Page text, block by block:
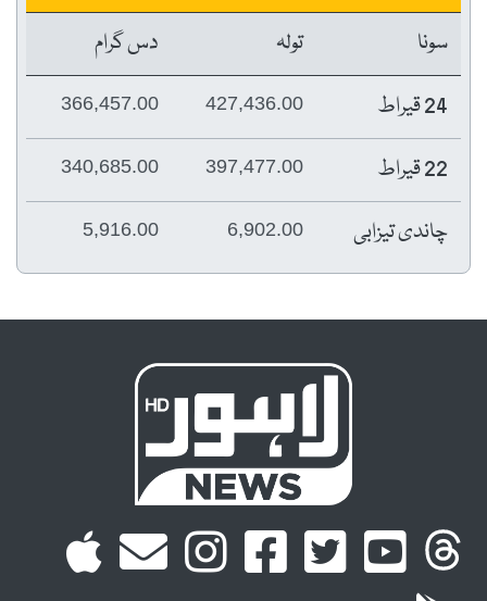
سونا
تولہ
دس گرام
24 قیراط
427,436.00
366,457.00
22 قیراط 397,477.00
340,685.00
چاندی تیزابی 6,902.00
5,916.00